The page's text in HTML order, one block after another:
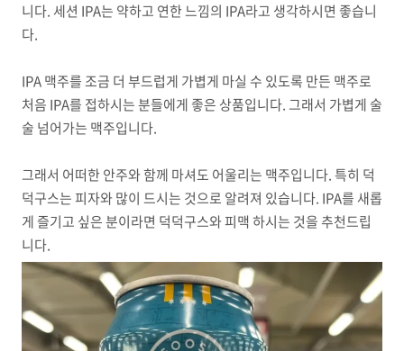
니다. 세션 IPA는 약하고 연한 느낌의 IPA라고 생각하시면 좋습니
다.
IPA 맥주를 조금 더 부드럽게 가볍게 마실 수 있도록 만든 맥주로
처음 IPA를 접하시는 분들에게 좋은 상품입니다. 그래서 가볍게 술
술 넘어가는 맥주입니다.
그래서 어떠한 안주와 함께 마셔도 어울리는 맥주입니다. 특히 덕
덕구스는 피자와 많이 드시는 것으로 알려져 있습니다. IPA를 새롭
게 즐기고 싶은 분이라면 덕덕구스와 피맥 하시는 것을 추천드립
니다.